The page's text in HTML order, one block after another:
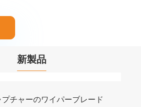
新製品
チャーのワイパーブレード